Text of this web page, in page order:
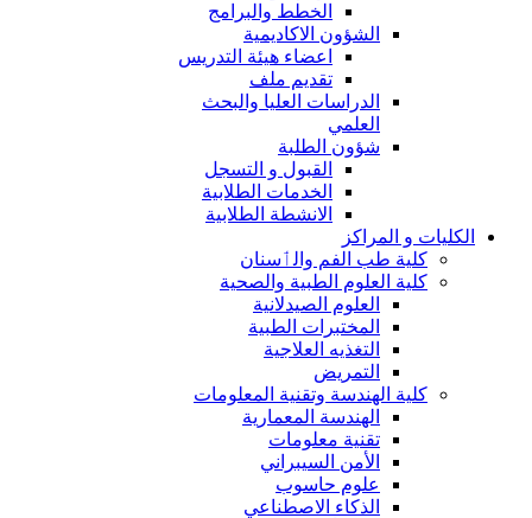
الخطط والبرامج
الشؤون الاكاديمية
اعضاء هيئة التدريس
تقديم ملف
الدراسات العليا والبحث
العلمي
شؤون الطلبة
القبول و التسجل
الخدمات الطلابية
الانشطة الطلابية
الكليات و المراكز
كلية طب الفم والٲسنان
كلية العلوم الطبية والصحية
العلوم الصيدلانية
المختبرات الطبية
التغذيه العلاجية
التمريض
كلية الهندسة وتقنية المعلومات
الهندسة المعمارية
تقنية معلومات
الأمن السيبراني
علوم حاسوب
الذكاء الاصطناعي